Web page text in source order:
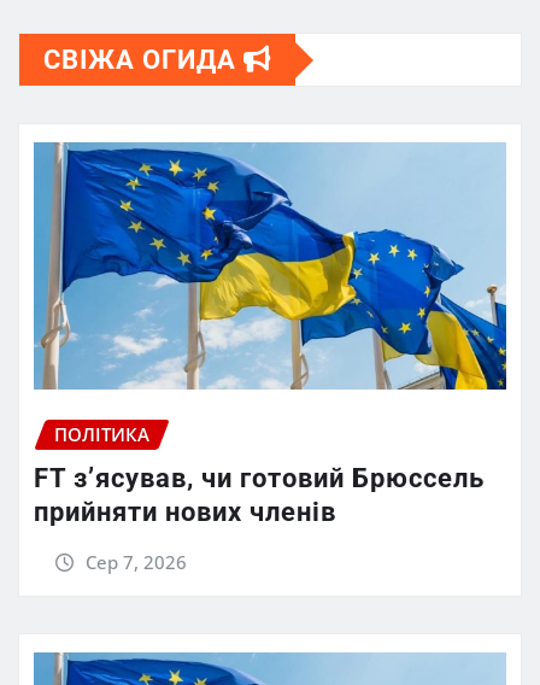
СВІЖА ОГИДА
ПОЛІТИКА
FT зʼясував, чи готовий Брюссель
прийняти нових членів
Сер 7, 2026